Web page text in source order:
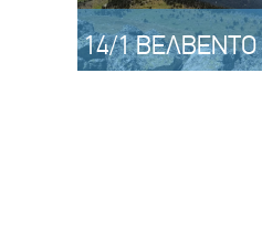
14/1 ΒΕΛΒΕΝΤΟ